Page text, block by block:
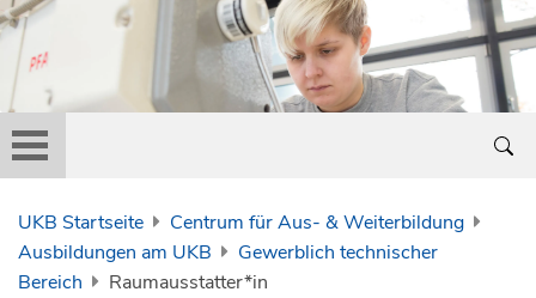
UKB Startseite
Centrum für Aus- & Weiterbildung
Ausbildungen am UKB
Gewerblich technischer
Bereich
Raumausstatter*in